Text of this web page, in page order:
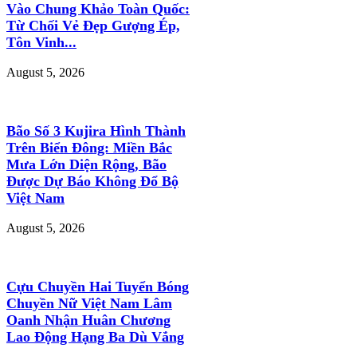
Vào Chung Khảo Toàn Quốc:
Từ Chối Vẻ Đẹp Gượng Ép,
Tôn Vinh...
August 5, 2026
Bão Số 3 Kujira Hình Thành
Trên Biển Đông: Miền Bắc
Mưa Lớn Diện Rộng, Bão
Được Dự Báo Không Đổ Bộ
Việt Nam
August 5, 2026
Cựu Chuyền Hai Tuyển Bóng
Chuyền Nữ Việt Nam Lâm
Oanh Nhận Huân Chương
Lao Động Hạng Ba Dù Vắng